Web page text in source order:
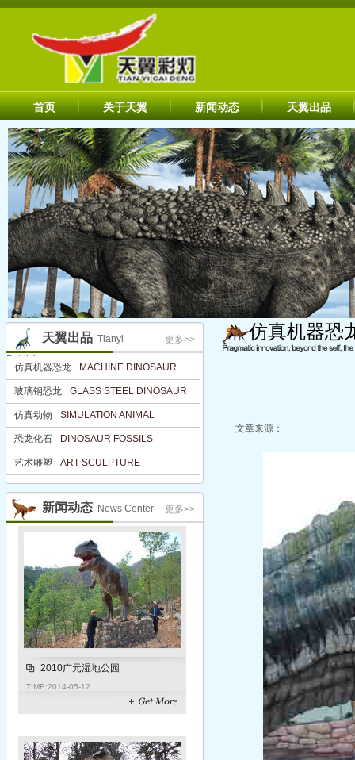
首页 关于天翼 新闻动态 天翼出品
更多>>
天翼出品 | Tianyi
Publisher
仿真机器恐龙 MACHINE DINOSAUR
玻璃钢恐龙 GLASS STEEL DINOSAUR
仿真动物 SIMULATION ANIMAL
仿真动物 SIMULATION ANIMAL
恐龙化石 DINOSAUR FOSSILS
艺术雕塑 ART SCULPTURE
更多>>
新闻动态 | News Center
2010广元湿地公园
TIME:2014-05-12
仿真机器恐
文章来源：